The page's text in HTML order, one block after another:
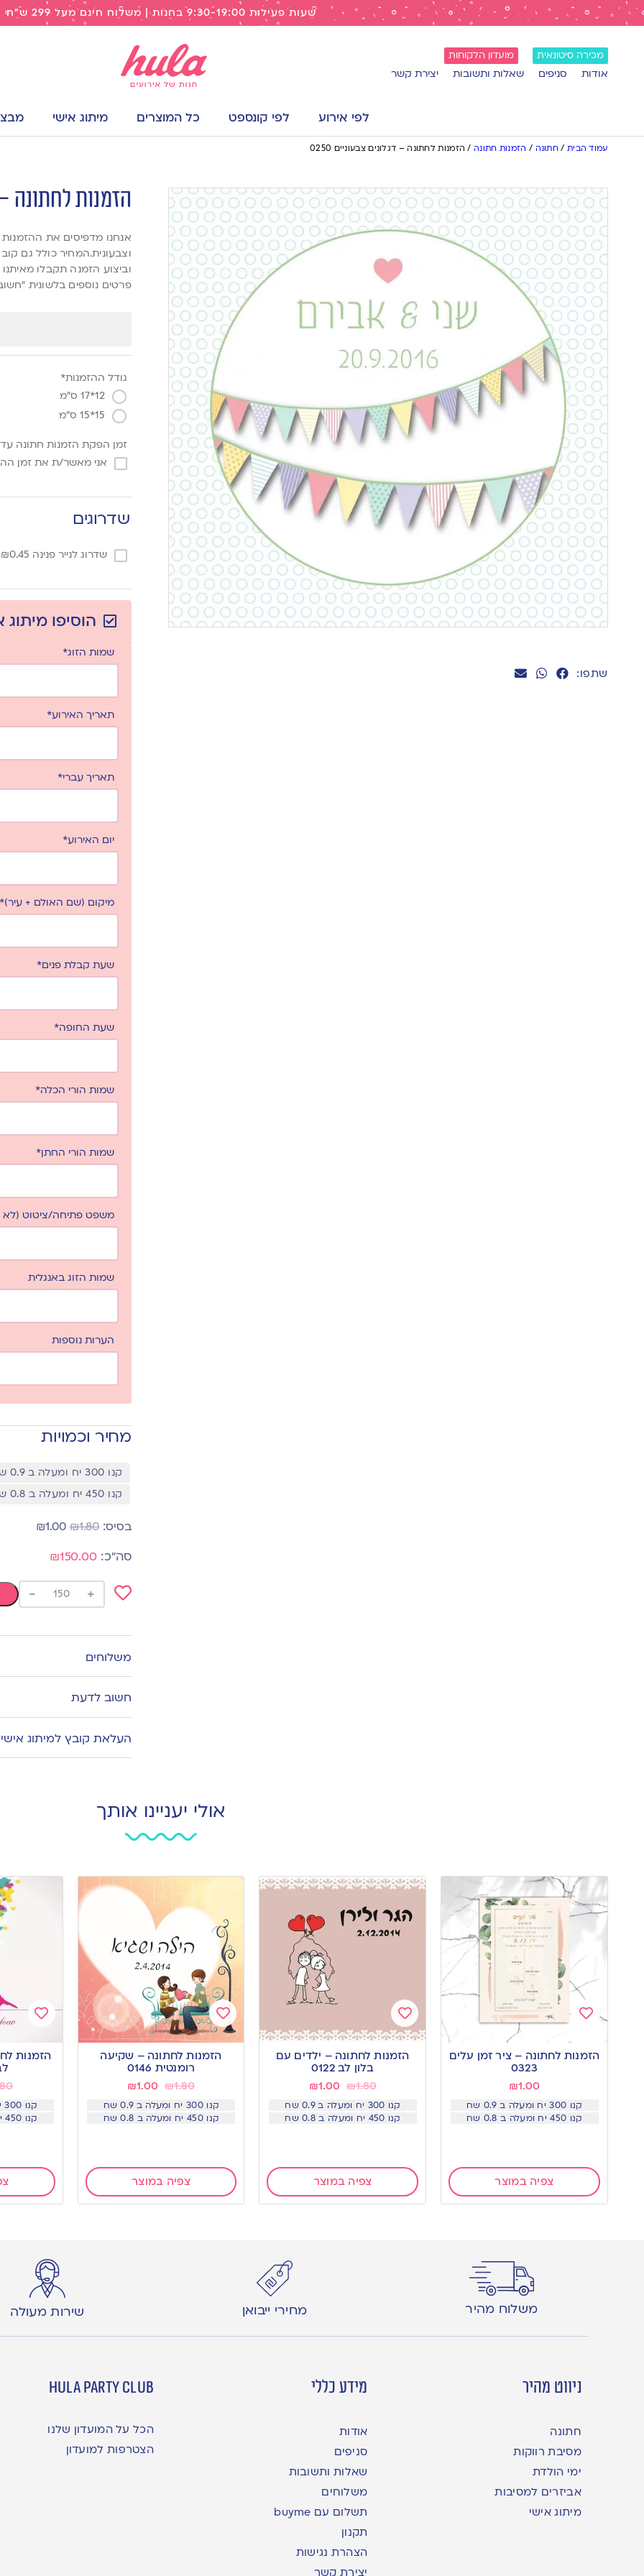
שעות פעילות 9:30-19:00 בחנות | משלוח חינם מעל 299 ש"ח
מכירה סיטונאית מועדון הלקוחות
אודות סניפים שאלות ותשובות יצירת קשר
לפי אירוע לפי קונספט כל המוצרים מיתוג אישי
עמוד הבית / חתונה / הזמנות חתונה/ הזמנות לחתונה – דגלונים צבעוניים 0250
שתפו:
הזמנות לחתונה –
וצבעונית.המחיר כולל גם
וביצוע הזמנה תקבלו
פרטים נוספים בלשונית
גודל ההזמנות*
12*17 ס"מ
15*15 ס"מ
זמן הפקת הזמנות חתונה עד 3 ימי עסקים מאישר
אני מאשר/ת את זמן
שדרוגים
שדרוג לנייר פנינה ₪0.45
הוסיפו
שמות הזוג*
תאריך האירוע*
תאריך עברי*
יום האירוע*
מיקום (שם האולם + עיר)*
שעת קבלת פנים*
שעת החופה*
שמות הורי הכלה*
שמות הורי החתן*
משפט פתיחה/ציטוט (לא
שמות הזוג באנגלית
הערות נוספות
מחיר וכמויות
קנו 300 יח ומעלה ב 0.9 שח
קנו 450 יח ומעלה ב 0.8 שח
₪1.80
₪1.00
₪150.00
to
wishlist
+
-
משלוחים
חשוב לדעת
העלאת קובץ למיתוג אישי
אולי יעניינו אותך
to
הזמנות לחתונה – ציר זמן עלים
0323
₪1.00
קנו 300 יח ומעלה ב 0.9 שח
קנו 450 יח ומעלה ב 0.8 שח
צפיה במוצר
Add
to
הזמנות לחתונה – ילדים עם
בלון לב 0122
₪1.80
₪1.00
קנו 300 יח ומעלה ב 0.9 שח
קנו 450 יח ומעלה ב 0.8 שח
צפיה במוצר
Add
to
הזמנות לחתונה – שקיעה
רומנטית 0146
₪1.80
₪1.00
קנו 300 יח ומעלה ב 0.9 שח
קנו 450 יח ומעלה ב 0.8 שח
צפיה במוצר
to
הזמנות
קנו 300 יח ומעלה ב 0.9 שח
קנו 450 יח ומעלה ב 0.8 שח
משלוח מהיר מחירי ייבואן שירות מעולה
ניווט מהיר
חתונה
מסיבת רווקות
ימי הולדת
אביזרים למסיבות
מיתוג אישי
מידע כללי
אודות
סניפים
שאלות ותשובות
משלוחים
תשלום עם buyme
תקנון
הצהרת נגישות
יצירת קשר
hula party club
הכל על המועדון שלנו
הצטרפות למועדון